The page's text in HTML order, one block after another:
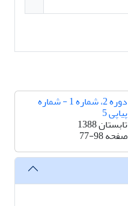
دوره 2، شماره 1 - شماره
پیاپی 5
تابستان 1388
صفحه77-98